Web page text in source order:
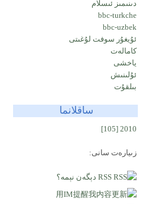
دىنىمىز ئىسلام
bbc-turkche
bbc-uzbek
ئۇيغۇر سوفت لۇغىتى
كامالەت
ياخشى
ئۇلىنىش
بىلقۇت
ساقلانما
2010
[105]
زىيارەت سانى:
RSS دېگەن نېمە؟